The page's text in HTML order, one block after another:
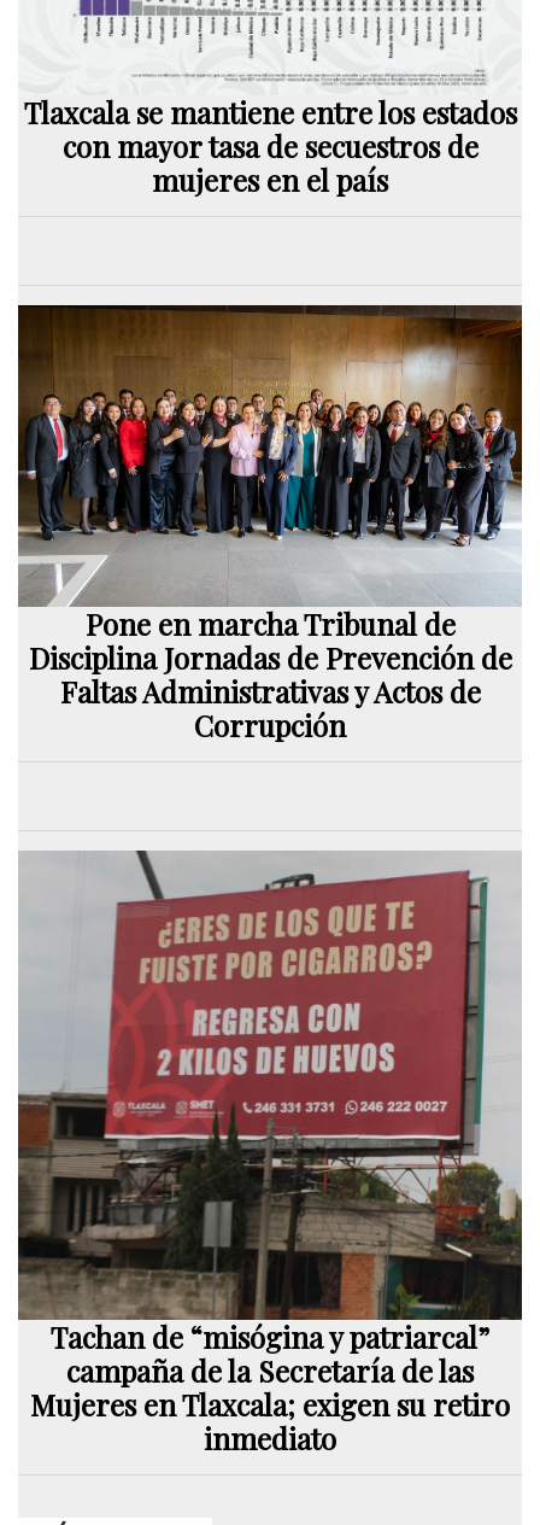
Tlaxcala se mantiene entre los estados
con mayor tasa de secuestros de
mujeres en el país
Pone en marcha Tribunal de
Disciplina Jornadas de Prevención de
Faltas Administrativas y Actos de
Corrupción
Tachan de “misógina y patriarcal”
campaña de la Secretaría de las
Mujeres en Tlaxcala; exigen su retiro
inmediato